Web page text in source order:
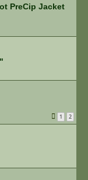
PreCip Jacket
1 2